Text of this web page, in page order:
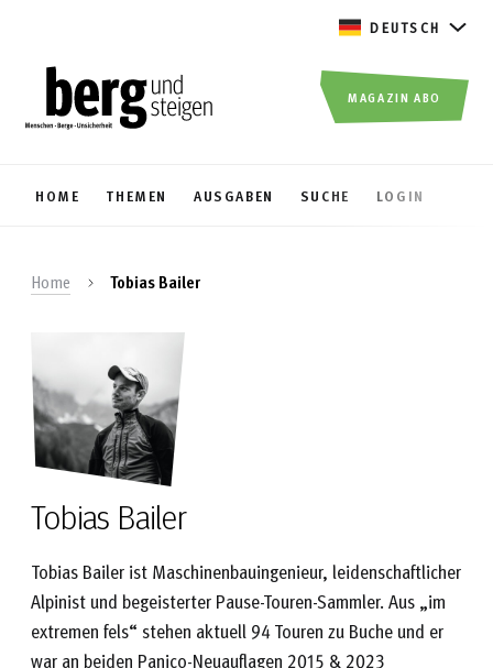
DEUTSCH
HOME THEMEN AUSGABEN SUCHE LOGIN
MAGAZIN ABO
Home Tobias Bailer
Tobias Bailer
Tobias Bailer ist Maschinenbauingenieur, leidenschaftlicher
Alpinist und begeisterter Pause-Touren-Sammler. Aus „im
extremen fels“ stehen aktuell 94 Touren zu Buche und er
war an beiden Panico-Neuauflagen 2015 & 2023